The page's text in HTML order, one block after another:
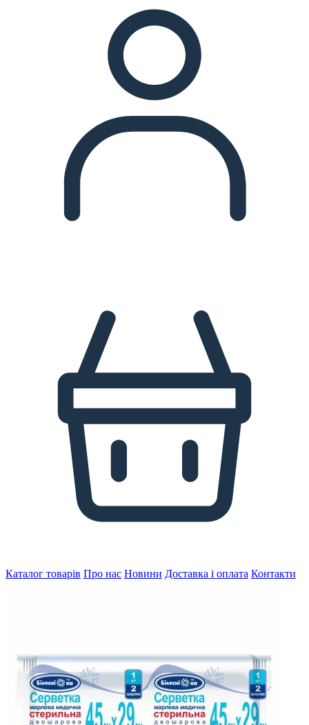
Каталог товарів Про нас Новини Доставка і оплата Контакти